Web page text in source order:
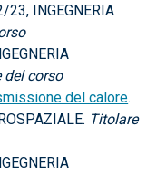
23, INGEGNERIA
del corso
del calore.
Titolare